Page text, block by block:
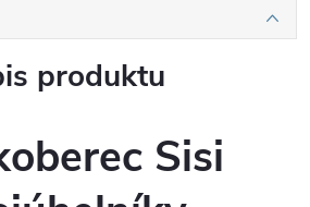
produktu
Sisi